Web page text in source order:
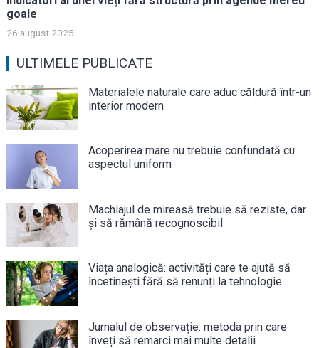
goale
26 august 2025
ULTIMELE PUBLICATE
Materialele naturale care aduc căldură într-un
interior modern
Acoperirea mare nu trebuie confundată cu
aspectul uniform
Machiajul de mireasă trebuie să reziste, dar
și să rămână recognoscibil
Viața analogică: activități care te ajută să
încetinești fără să renunți la tehnologie
Jurnalul de observație: metoda prin care
înveți să remarci mai multe detalii